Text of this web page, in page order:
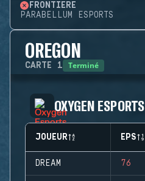
FRONTIÈRE
PARABELLUM ESPORTS
OREGON
CARTE 1 Terminé
OXYGEN ESPORTS
JOUEUR EPS
DREAM 76